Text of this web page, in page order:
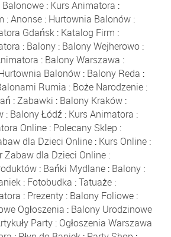
Balonowe : Kurs Animatora :
:Anonse : Hurtownia Balonów :
Gdańsk : Katalog Firm :
: Balony: Balony Wejherowo:
: Balony Warszawa :
Balonów : Balony Reda :
Rumia : Boże Narodzenie:
:Zabawki : Balony Kraków :
: Balony Łódź : Kurs Animatora :
Online : Polecany Sklep :
dla Dzieci Online: Kurs Online:
Zabaw dla Dzieci Online :
: Bańki Mydlane : Balony :
: Fotobudka :Tatuaże:
: Prezenty : Balony Foliowe :
Ogłoszenia : Balony Urodzinowe
Party : Ogłoszenia Warszawa